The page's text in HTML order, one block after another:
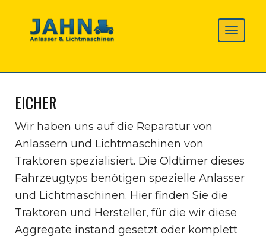
EICHER
Wir haben uns auf die Reparatur von
Anlassern und Lichtmaschinen von
Traktoren spezialisiert. Die Oldtimer dieses
Fahrzeugtyps benötigen spezielle Anlasser
und Lichtmaschinen. Hier finden Sie die
Traktoren und Hersteller, für die wir diese
Aggregate instand gesetzt oder komplett